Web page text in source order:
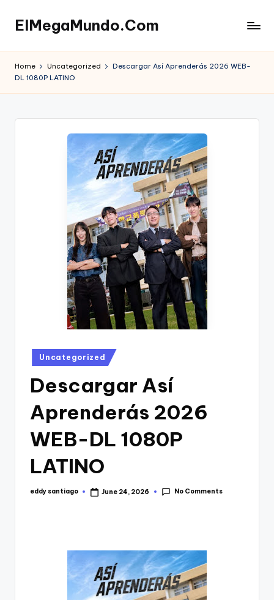
content
ElMegaMundo.Com
EN
Home Uncategorized
Descargar Así Aprenderás 2026 WEB-
DL 1080P LATINO
Posted
in
Uncategorized
Descargar Así
Aprenderás 2026
WEB-DL 1080P
LATINO
Posted
eddy santiago June 24, 2026 No Comments